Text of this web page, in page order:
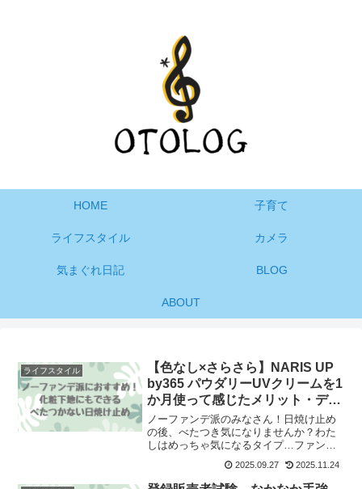
HOME 子育て
ライフスタイル カメラ
気まぐれ日記 BLOG
ABOUT
ライフスタイル
【色なし×さらさら】NARIS UP
by365 パウダリーUVクリームを1
か月使って感じたメリット・デメ
リット
ノーファンデ派のみなさん！日焼け止め
の後、べたつき気になりませんか？わた
しはめっちゃ気になるタイプ…ファンデ
は塗らないけど、日焼け止めを塗るとべ
たつきが気になり、結局お粉乗せないと
あかんやん、とあきらめてたんですが…
2025.09.27 2025.11.24